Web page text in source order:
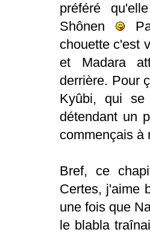
préféré
Shônen
chouette c'est
et Madara
derrière. Pour
Kyûbi, qui se
détendant un
commençais à
Bref, ce
Certes, j'aime
une fois que
le blabla